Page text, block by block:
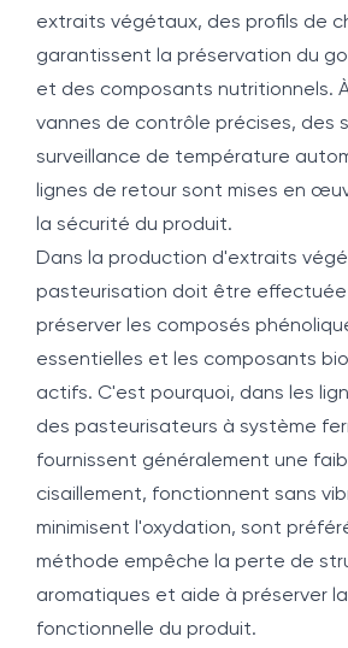
extraits végétaux, des profils de
garantissent la préservation du
et des composants nutritionnels.
vannes de contrôle précises, des
surveillance de température
lignes de retour sont mises en
la sécurité du produit.
Dans la production d'extraits
pasteurisation doit être effectuée
préserver les composés
essentielles et les composants
actifs. C'est pourquoi, dans les
des pasteurisateurs à système
fournissent généralement une
cisaillement, fonctionnent sans
minimisent l'oxydation, sont
méthode empêche la perte de
aromatiques et aide à préserver
fonctionnelle du produit.